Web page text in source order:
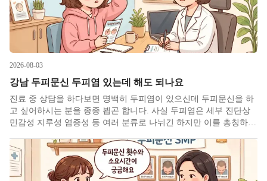
2026-08-03
강남 두피문신 두피염 있는데 해도 되나요
진료 중 상담을 하다보면 명백히 두피염이 있으신데 두피문신을 하
고 싶어하시는 분을 종종 뵙곤 합니다. 사실 두피염은 세부 진단상
민감성 지루성 염증성 등 여러 분류로 나뉘긴 하지만 이를 총칭하여
니다. 따라서 두피문신 SMP를 원하는 많은 분들은 두피염을 가진